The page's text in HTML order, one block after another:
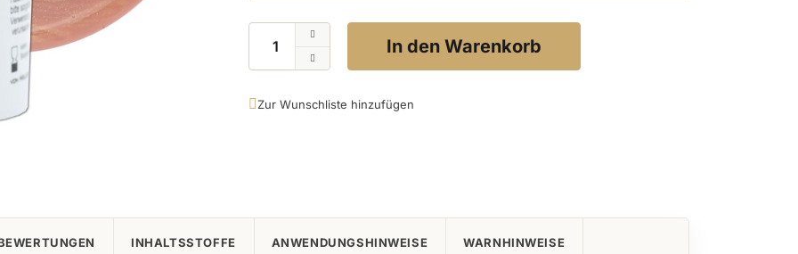
In den Warenkorb
Zur Wunschliste hinzufügen
INHALTSSTOFFE ANWENDUNGSHINWEISE WARNHINWEISE